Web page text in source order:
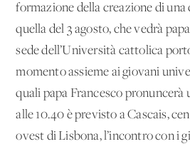
formazione della creazione di
quella del 3 agosto, che vedrà
sede dell’Università cattolica
momento assieme ai giovani
quali papa Francesco pronuncerà
alle 10.40 è previsto a Cascais,
ovest di Lisbona, l’incontro con i